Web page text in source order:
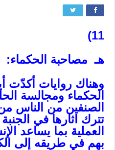
11)
هـ مصاحبة الحكماء:
وهناك روايات أكدّت
الحكماء ومجالسة
الصنفين من الناس
تترك اثارها في
العملية بما يساعد
بهم في طريقه إلى